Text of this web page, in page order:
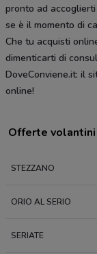
pronto ad
se è il momento di
Che tu acquisti
dimenticarti di
DoveConviene.it: il
online!
Offerte
STEZZANO
ORIO AL SERIO
SERIATE